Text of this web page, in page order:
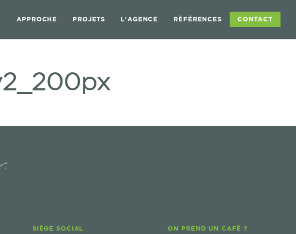
APPROCHE PROJETS L'AGENCE RÉFÉRENCES CONTACT
SIÈGE SOCIAL ON PREND UN CAFÉ ?